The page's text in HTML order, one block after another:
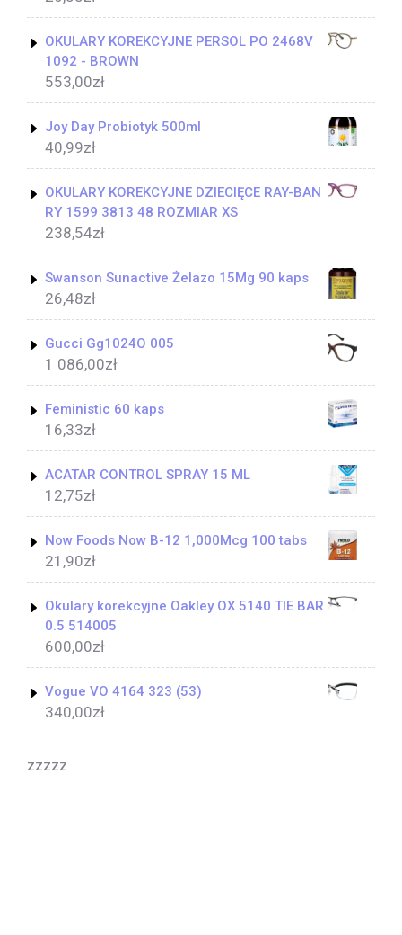
OKULARY KOREKCYJNE PERSOL PO 2468V
1092 - BROWN
553,00zł
Joy Day Probiotyk 500ml
40,99zł
OKULARY KOREKCYJNE DZIECIĘCE RAY-BAN
RY 1599 3813 48 ROZMIAR XS
238,54zł
Swanson Sunactive Żelazo 15Mg 90 kaps
26,48zł
Gucci Gg1024O 005
1 086,00zł
Feministic 60 kaps
16,33zł
ACATAR CONTROL SPRAY 15 ML
12,75zł
Now Foods Now B-12 1,000Mcg 100 tabs
21,90zł
Okulary korekcyjne Oakley OX 5140 TIE BAR
0.5 514005
600,00zł
Vogue VO 4164 323 (53)
340,00zł
zzzzz